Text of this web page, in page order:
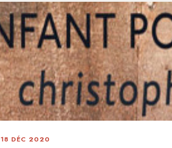
18 DÉC 2020